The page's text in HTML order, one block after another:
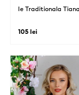
Ie Traditionala Tiana
105 lei